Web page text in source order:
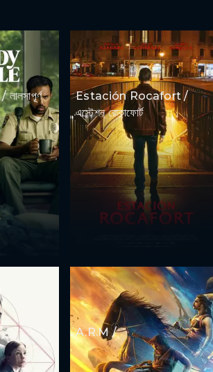
Estación Rocafort /
এস্টেশন রোকাফোর্ট
A.R.M /